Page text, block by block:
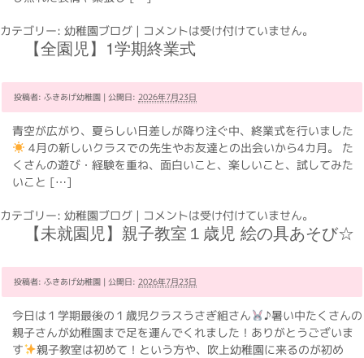
カテゴリー: 幼稚園ブログ | コメントは受け付けていません。
【全園児】1学期終業式
投稿者: ふきあげ幼稚園 | 公開日: 2026年7月23日
青空が広がり、夏らしい日差しが降り注ぐ中、終業式を行いました
4月の新しいクラスでの先生やお友達との出会いから4カ月。 た
くさんの遊び・経験を重ね、面白いこと、楽しいこと、試してみた
いこと […]
カテゴリー: 幼稚園ブログ | コメントは受け付けていません。
【未就園児】親子教室１歳児 絵の具あそび☆
投稿者: ふきあげ幼稚園 | 公開日: 2026年7月23日
今日は１学期最後の１歳児クラスうさぎ組さん
♪暑い中たくさんの
親子さんが幼稚園まで足を運んでくれました！ありがとうございま
す
親子教室は初めて！という方や、吹上幼稚園に来るのが初め